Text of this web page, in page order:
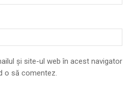
și site-ul web în acest navigator
o să comentez.